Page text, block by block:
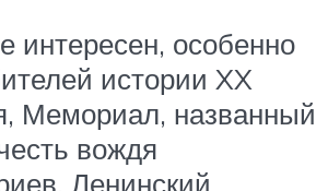
интересен, особенно
истории XX
Мемориал, названный
вождя
Ленинский